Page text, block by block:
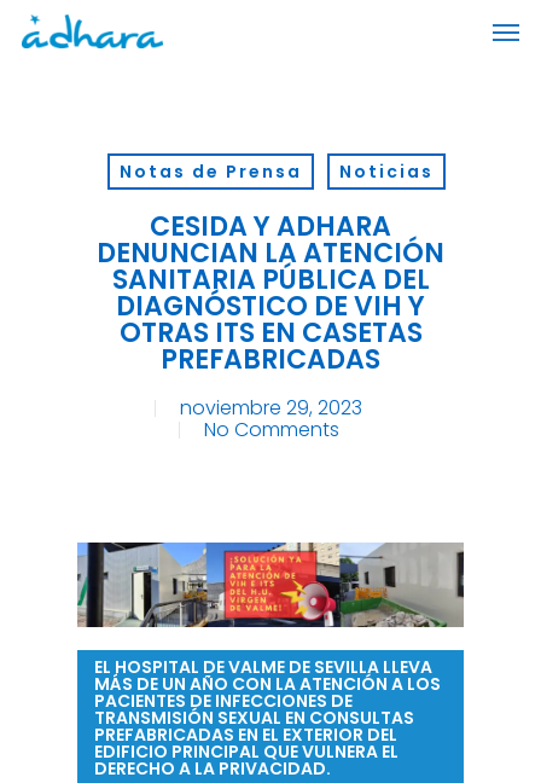
Skip
main
Notas de Prensa Noticias
CESIDA Y ADHARA
DENUNCIAN LA ATENCIÓN
SANITARIA PÚBLICA DEL
DIAGNÓSTICO DE VIH Y
OTRAS ITS EN CASETAS
PREFABRICADAS
noviembre 29, 2023
No Comments
EL HOSPITAL DE VALME DE SEVILLA LLEVA
MÁS DE UN AÑO CON LA ATENCIÓN A LOS
PACIENTES DE INFECCIONES DE
TRANSMISIÓN SEXUAL EN CONSULTAS
PREFABRICADAS EN EL EXTERIOR DEL
EDIFICIO PRINCIPAL QUE VULNERA EL
DERECHO A LA PRIVACIDAD.